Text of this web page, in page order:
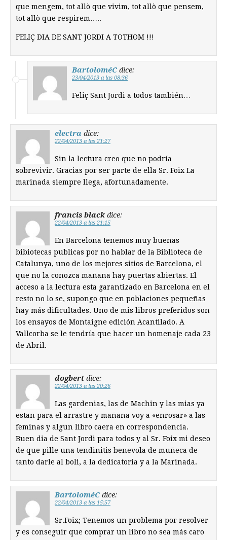
que mengem, tot allò que vivim, tot allò que pensem,
tot allò que respirem…..
FELIÇ DIA DE SANT JORDI A TOTHOM !!!
BartoloméC dice:
23/04/2013 a las 08:36
Feliç Sant Jordi a todos también…
electra dice:
22/04/2013 a las 21:27
Sin la lectura creo que no podría
sobrevivir. Gracias por ser parte de ella Sr. Foix La
marinada siempre llega, afortunadamente.
francis black dice:
22/04/2013 a las 21:15
En Barcelona tenemos muy buenas
bibiotecas publicas por no hablar de la Biblioteca de
Catalunya, uno de los mejores sitios de Barcelona, el
que no la conozca mañana hay puertas abiertas. El
acceso a la lectura esta garantizado en Barcelona en el
resto no lo se, supongo que en poblaciones pequeñas
hay más dificultades. Uno de mis libros preferidos son
los ensayos de Montaigne edición Acantilado. A
Vallcorba se le tendría que hacer un homenaje cada 23
de Abril.
dogbert dice:
22/04/2013 a las 20:26
Las gardenias, las de Machin y las mias ya
estan para el arrastre y mañana voy a «enrosar» a las
feminas y algun libro caera en correspondencia.
Buen dia de Sant Jordi para todos y al Sr. Foix mi deseo
de que pille una tendinitis benevola de muñeca de
tanto darle al boli, a la dedicatoria y a la Marinada.
BartoloméC dice:
22/04/2013 a las 15:57
Sr.Foix; Tenemos un problema por resolver
y es conseguir que comprar un libro no sea más caro